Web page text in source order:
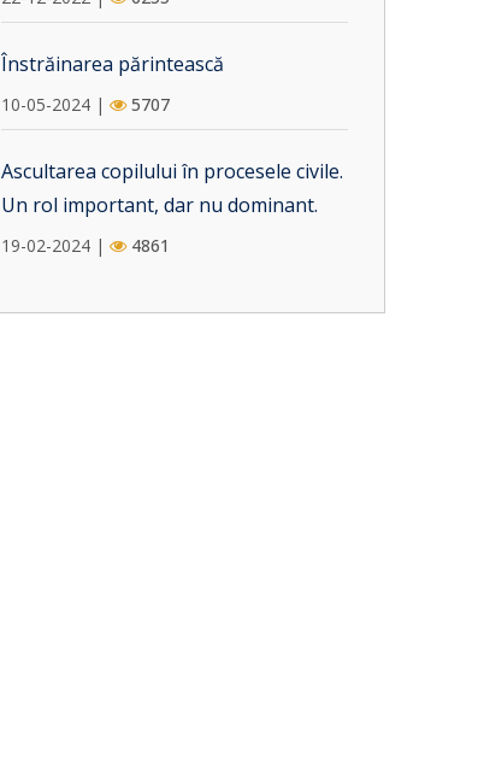
pot fi invocate în camera preliminară.
Înstrăinarea părintească
10-05-2024 | 5707
Ascultarea copilului în procesele civile.
Un rol important, dar nu dominant.
19-02-2024 | 4861